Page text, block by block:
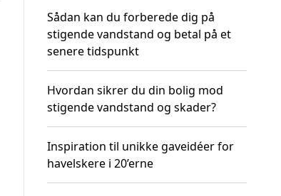
Sådan kan du forberede dig på
stigende vandstand og betal på et
senere tidspunkt
Hvordan sikrer du din bolig mod
stigende vandstand og skader?
Inspiration til unikke gaveidéer for
havelskere i 20’erne